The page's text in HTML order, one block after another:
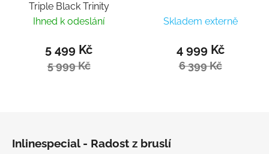
Triple Black Trinity
Ihned k odeslání
5 499 Kč
5 999 Kč
Skladem externě
4 999 Kč
6 399 Kč
Inlinespecial - Radost z bruslí